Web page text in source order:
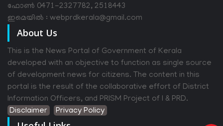
ഫോൺ 0471-2327782, 2518443
ഇമെയിൽ : webprdkerala@gmail.com
About Us
This is the News Portal of Government of Kerala
developed with an objective to function as single source
of development news for citizens. The content in this
portal is the result of the collaborative effort of District
Information Officers, and PRISM Project of I & PRD.
Disclaimer
Privacy Policy